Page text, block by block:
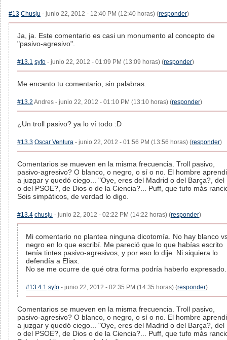
#13 Chusju - junio 22, 2012 - 12:40 PM (12:40 horas) (responder)
Ja, ja. Este comentario es casi un monumento al concepto de
"pasivo-agresivo".
#13.1 syfo - junio 22, 2012 - 01:09 PM (13:09 horas) (responder)
Me encanto tu comentario, sin palabras.
#13.2 Andres - junio 22, 2012 - 01:10 PM (13:10 horas) (responder)
¿Un troll pasivo? ya lo ví todo :D
#13.3 Oscar Ventura - junio 22, 2012 - 01:56 PM (13:56 horas) (responder)
Comentarios se mueven en la misma frecuencia. Troll pasivo,
pasivo-agresivo? O blanco, o negro, o sí o no. El hombre
a juzgar y quedó ciego... "Oye, eres del Madrid o del Barça?, del
o del PSOE?, de Dios o de la Ciencia?... Puff, que tufo más
Sois simpáticos, de verdad lo digo.
#13.4 chusju - junio 22, 2012 - 02:22 PM (14:22 horas) (responder)
Mi comentario no plantea ninguna dicotomía. No hay blanco
negro en lo que escribí. Me pareció que lo que habías escrito
tenía tintes pasivo-agresivos, y por eso lo dije. Ni siquiera lo
defendía a Eliax.
No se me ocurre de qué otra forma podría haberlo expresado.
#13.4.1 syfo - junio 22, 2012 - 02:35 PM (14:35 horas) (responder)
Comentarios se mueven en la misma frecuencia. Troll pasivo,
pasivo-agresivo? O blanco, o negro, o sí o no. El hombre
a juzgar y quedó ciego... "Oye, eres del Madrid o del Barça?, del
o del PSOE?, de Dios o de la Ciencia?... Puff, que tufo más